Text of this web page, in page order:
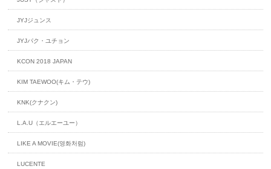
JYJジュンス
JYJパク・ユチョン
KCON 2018 JAPAN
KIM TAEWOO(キム・テウ)
KNK(クナクン)
L.A.U（エルエーユー）
LIKE A MOVIE(영화처럼)
LUCENTE